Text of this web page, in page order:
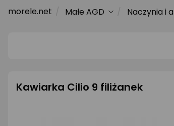
Laptopy
Smartfony i smartwatche
morele.net Małe AGD Naczynia i
Kawiarka Cilio 9 filiżanek